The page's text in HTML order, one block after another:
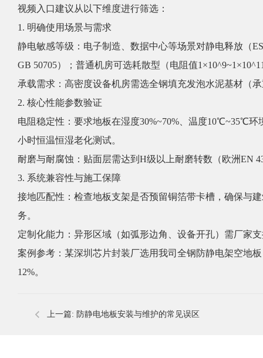
视频入口建议从以下维度进行筛选：
1. 明确使用场景与需求
静电敏感等级：电子制造、数据中心等场景对静电释放
GB 50705）；普通机房可选耗散型（电阻值
承载需求：高密度设备机房需选全钢填充发泡水泥基材（承
2. 核心性能参数验证
电阻稳定性：要求地板在湿度30%~70%、温度
小时恒温恒湿老化测试。
耐磨与耐腐蚀：贴面层需达到H级以上耐磨转数（欧洲EN
3. 系统兼容性与施工保障
接地匹配性：检查地板支架是否预留铜箔带卡槽，确保
务。
定制化能力：异形区域（如弧形边角、设备开孔）需厂
案例参考：某深圳芯片封装厂选用我司全钢防静电架空地板
12%。
上一篇: 防静电地板安装与维护的常见误区